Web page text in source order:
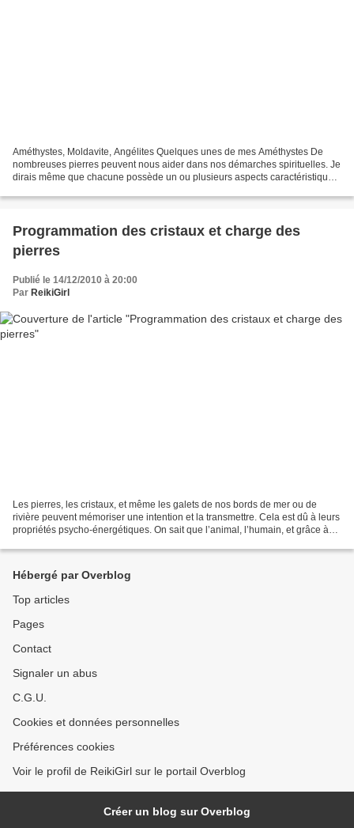
Améthystes, Moldavite, Angélites Quelques unes de mes Améthystes De
nombreuses pierres peuvent nous aider dans nos démarches spirituelles. Je
dirais même que chacune possède un ou plusieurs aspects caractéristiques
Programmation des cristaux et charge des
pierres
Publié le 14/12/2010 à 20:00
Par ReikiGirl
Les pierres, les cristaux, et même les galets de nos bords de mer ou de
rivière peuvent mémoriser une intention et la transmettre. Cela est dû à leurs
propriétés psycho-énergétiques. On sait que l’animal, l’humain, et grâce à
Hébergé par Overblog
Top articles
Pages
Contact
Signaler un abus
C.G.U.
Cookies et données personnelles
Préférences cookies
Voir le profil de ReikiGirl sur le portail Overblog
Créer un blog sur Overblog